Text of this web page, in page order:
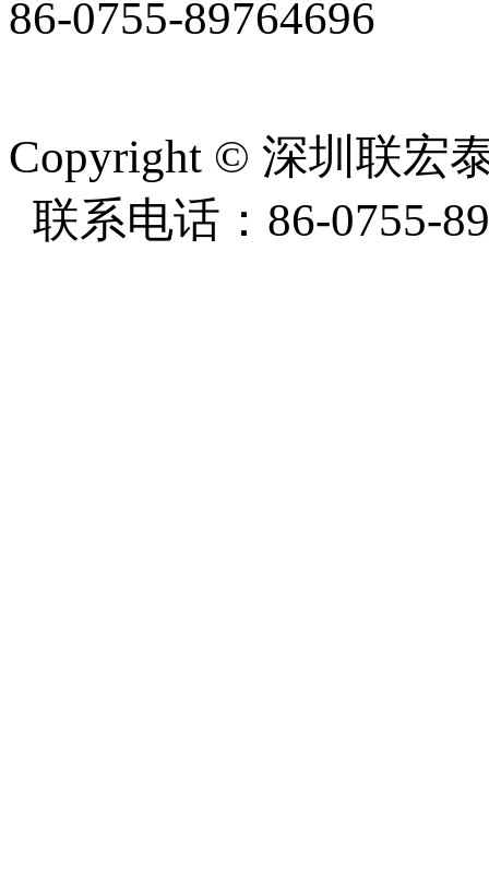
86-0755-89764696
Copyright © 深圳联宏
联系电话：86-0755-